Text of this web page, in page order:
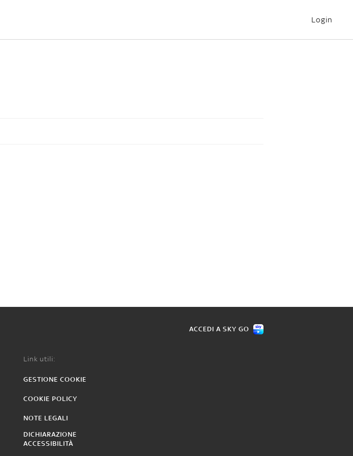
Login
ACCEDI A SKY GO
Link utili:
GESTIONE COOKIE
COOKIE POLICY
NOTE LEGALI
DICHIARAZIONE
ACCESSIBILITÀ